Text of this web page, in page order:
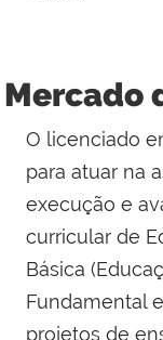
Mercado
O licenciado
para atuar na
execução e
curricular de
Básica
Fundamental
projetos de